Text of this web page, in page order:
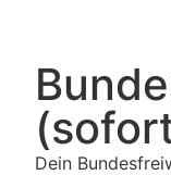
Dein